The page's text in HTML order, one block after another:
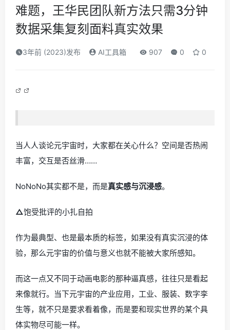
难题，王华民团队新方法只需3分钟
数据采集复刻面料真实效果
3年前 (2023)发布 AI工具箱 907 0 0
当人人谈论元宇宙时，大家都在关心什么？空间是否热闹
丰富，交互是否丝滑……
NoNoNo其实都不是，而是真实感与沉浸感。
△饱受批评的小扎自拍
作为最典型、也是最本质的标签，如果没有真实沉浸的体
验，那么元宇宙的价值与意义也就不能被大家所感知。
而这一点又不同于动画电影的那种逼真感，往往只是看起
来像就行。当下元宇宙的产业应用，工业、服装、数字孪
生等，就不只是要求看着像，而是要和现实世界的某个具
体实物尽可能一样。